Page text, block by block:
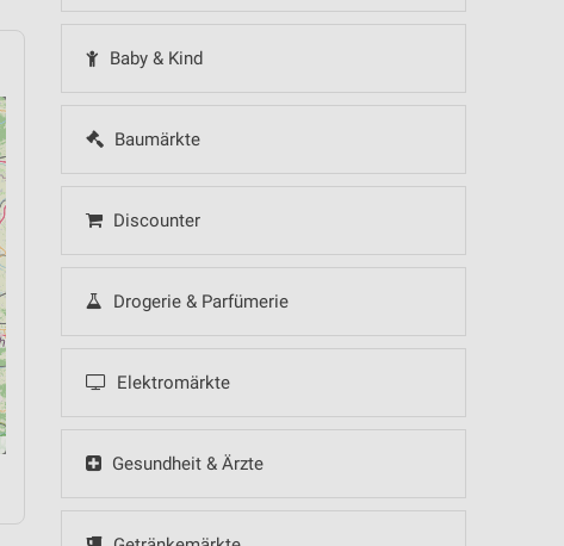
Baby & Kind
Baumärkte
Discounter
Drogerie & Parfümerie
Elektromärkte
Gesundheit & Ärzte